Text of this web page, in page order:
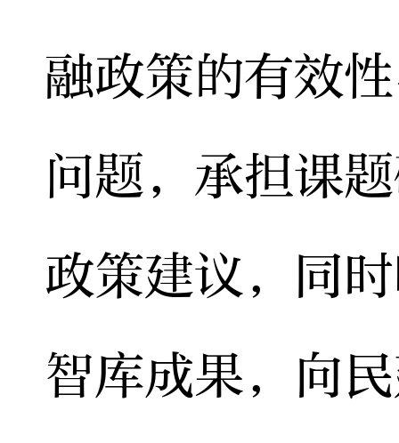
融政策的有效
问题，承担课
政策建议，同
智库成果，向